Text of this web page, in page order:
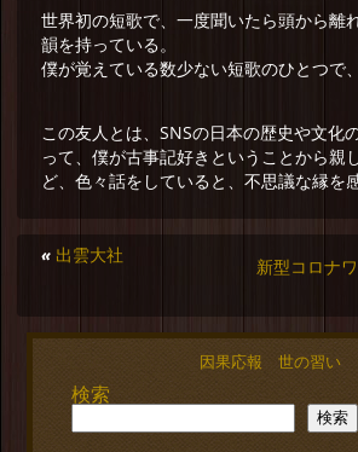
世界初の短歌で、一度聞いたら頭から離
韻を持っている。
僕が覚えている数少ない短歌のひとつで
この友人とは、SNSの日本の歴史や文化
って、僕が古事記好きということから親
ど、色々話をしていると、不思議な縁を
« 出雲大社
新型コロナ
因果応報 世の習い
検索
検索